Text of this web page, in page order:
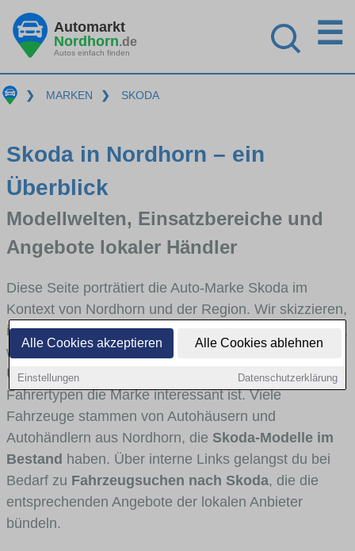
Alle Cookies akzeptieren Alle Cookies ablehnen
Einstellungen Datenschutzerklärung
Automarkt
Nordhorn.de
Autos einfach finden
☰
❯ MARKEN ❯ SKODA
Skoda in Nordhorn – ein
Überblick
Modellwelten, Einsatzbereiche und
Angebote lokaler Händler
Diese Seite porträtiert die Auto-Marke Skoda im
Kontext von Nordhorn und der Region. Wir skizzieren,
in welchen Fahrzeugklassen Skoda stark vertreten ist,
welche Modellreihen häufig im Stadt- und
Umlandverkehr zu sehen sind und für welche
Fahrertypen die Marke interessant ist. Viele
Fahrzeuge stammen von Autohäusern und
Autohändlern aus Nordhorn, die Skoda-Modelle im
Bestand haben. Über interne Links gelangst du bei
Bedarf zu Fahrzeugsuchen nach Skoda, die die
entsprechenden Angebote der lokalen Anbieter
bündeln.